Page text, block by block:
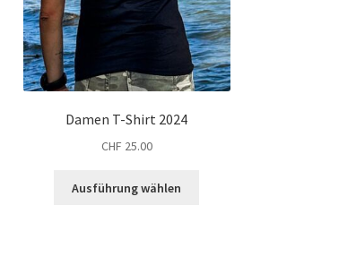
Damen T-Shirt 2024
CHF 25.00
Ausführung wählen